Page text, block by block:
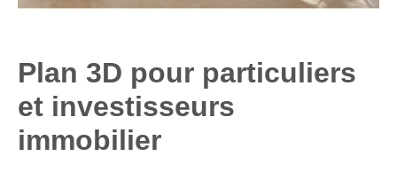
Plan 3D pour particuliers
et investisseurs
immobilier